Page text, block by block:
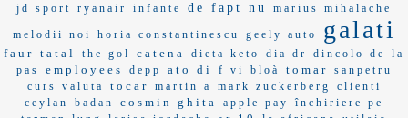
jd sport ryanair infante de fapt nu marius mihalache
melodii noi horia constantinescu geely auto galati
faur tatal the gol catena dieta keto dia dr dincolo de
la
pas
employees depp ato di f vi bloà tomar
sanpetru
curs valuta
tocar martin a mark zuckerberg
clienti
ceylan
badan cosmin ghita apple pay
închiriere pe